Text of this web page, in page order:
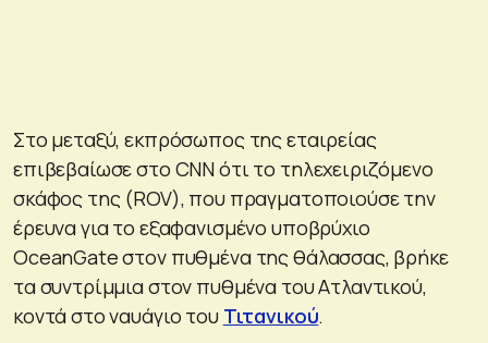
Στο μεταξύ, εκπρόσωπος της εταιρείας
επιβεβαίωσε στο CNN ότι το τηλεχειριζόμενο
σκάφος της (ROV), που πραγματοποιούσε την
έρευνα για το εξαφανισμένο υποβρύχιο
OceanGate στον πυθμένα της θάλασσας, βρήκε
τα συντρίμμια στον πυθμένα του Ατλαντικού,
κοντά στο ναυάγιο του Τιτανικού.